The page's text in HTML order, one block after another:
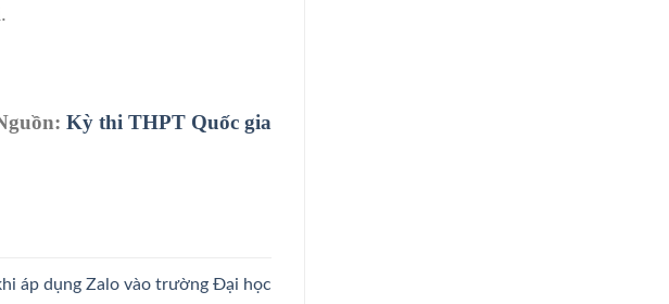
Kỳ thi THPT Quốc gia
áp dụng Zalo vào trường Đại học